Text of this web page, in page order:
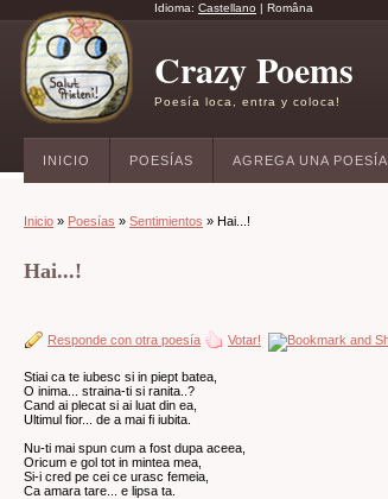
Idioma: Castellano | Româna
Crazy Poems
Poesía loca, entra y coloca!
INICIO POESÍAS AGREGA UNA POESÍA
Inicio » Poesías » Sentimientos » Hai...!
Hai...!
Responde con otra poesía Votar!
Stiai ca te iubesc si in piept batea,
O inima... straina-ti si ranita..?
Cand ai plecat si ai luat din ea,
Ultimul fior... de a mai fi iubita.
Nu-ti mai spun cum a fost dupa aceea,
Oricum e gol tot in mintea mea,
Si-i cred pe cei ce urasc femeia,
Ca amara tare... e lipsa ta.